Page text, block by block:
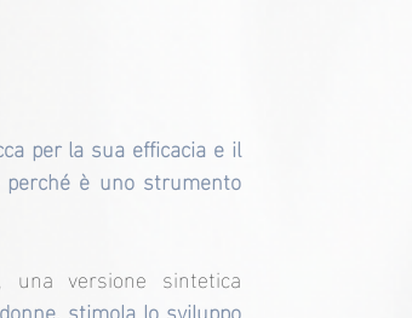
per la sua efficacia e il
è uno strumento
una versione sintetica
stimola lo sviluppo